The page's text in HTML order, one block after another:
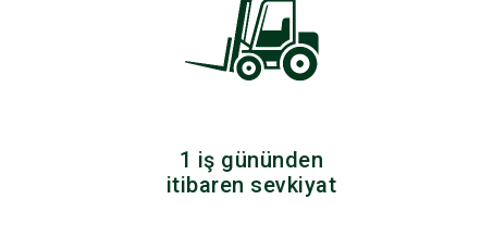
1 iş gününden
itibaren sevkiyat